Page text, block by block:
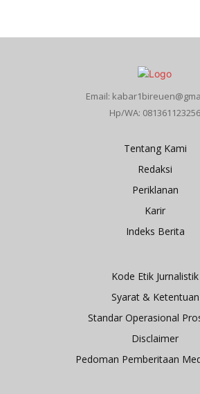
Email:
Hp/WA: 081361123256
Tentang Kami
Redaksi
Periklanan
Karir
Indeks Berita
Kode Etik Jurnalistik
Syarat & Ketentuan
Standar Operasional
Disclaimer
Pedoman Pemberitaan